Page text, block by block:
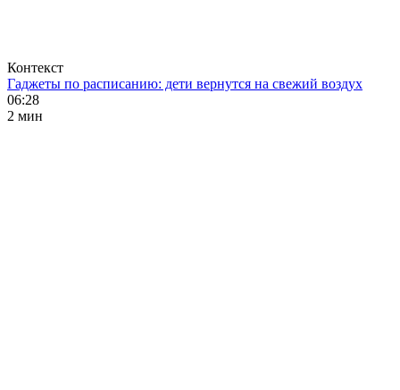
Контекст
Гаджеты по расписанию: дети вернутся на свежий воздух
06:28
2 мин